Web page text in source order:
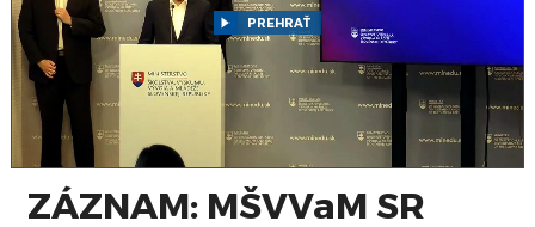
PREHRAŤ
ZÁZNAM: MŠVVaM SR